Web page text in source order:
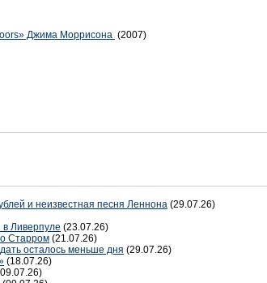
Джима Моррисона (2007)
и неизвестная песня Леннона (29.07.26)
в Ливерпуле (23.07.26)
Старром (21.07.26)
осталось меньше дня (29.07.26)
(18.07.26)